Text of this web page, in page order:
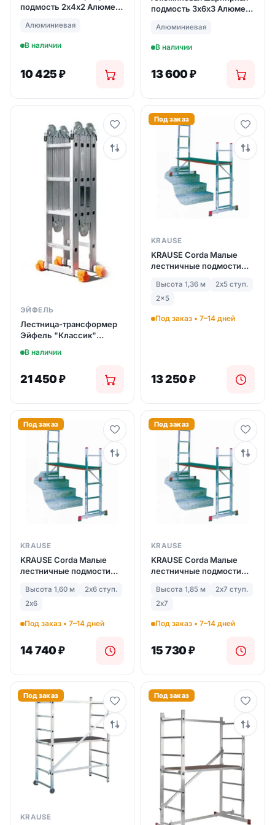
подмость 2х4х2 Алюмет
Алюминиевая
В наличии
10 425₽
подмость 3х6х3 Алюмет
Алюминиевая
В наличии
13 600₽
ЭЙФЕЛЬ
Лестница-трансформер
Эйфель "Классик"
В наличии
21 450₽
Под заказ
KRAUSE
KRAUSE Corda Малые
лестничные подмости
Высота 1,36 м
2х5 ступ.
2x5
Под заказ • 7–14 дней
13 250₽
Под заказ
KRAUSE
KRAUSE Corda Малые
лестничные подмости
Высота 1,60 м
2х6 ступ.
2х6
Под заказ • 7–14 дней
14 740₽
Под заказ
KRAUSE
KRAUSE Corda Малые
лестничные подмости
Высота 1,85 м
2х7 ступ.
2х7
Под заказ • 7–14 дней
15 730₽
Под заказ
KRAUSE
Под заказ